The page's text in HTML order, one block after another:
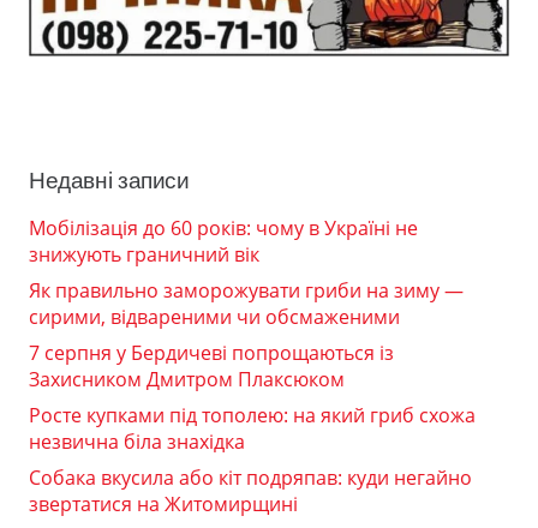
Недавні записи
Мобілізація до 60 років: чому в Україні не
знижують граничний вік
Як правильно заморожувати гриби на зиму —
сирими, відвареними чи обсмаженими
7 серпня у Бердичеві попрощаються із
Захисником Дмитром Плаксюком
Росте купками під тополею: на який гриб схожа
незвична біла знахідка
Собака вкусила або кіт подряпав: куди негайно
звертатися на Житомирщині